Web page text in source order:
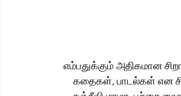
எம்பதுக்கும் அதிகமான
கதைகள், பாடல்கள் என